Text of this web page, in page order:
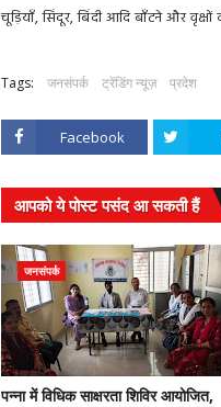
चूड़ियाँ, सिंदूर, बिंदी आदि बाँटने और वृक्षों
Tags: जनसंपर्क ट्रेंडिंग न्यूज़ प्रदेश
Facebook
आपको ये पोस्ट पसंद आ सकती हैं
जनसंपर्क
पन्ना में विधिक साक्षरता शिविर आयोजित,